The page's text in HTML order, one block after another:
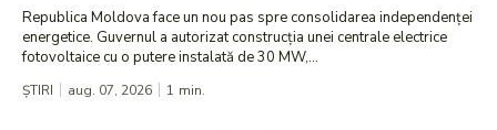
Republica Moldova face un nou pas spre consolidarea independenței
energetice. Guvernul a autorizat construcția unei centrale electrice
fotovoltaice cu o putere instalată de 30 MW,...
ȘTIRI aug. 07, 2026 1 min.